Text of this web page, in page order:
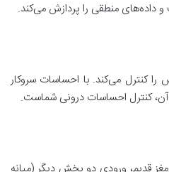
داده‌های منطقی را پردازش می‌کند.
کنترل می‌کند. با احساسات سروکار
کنترل احساسات درونی شماست.